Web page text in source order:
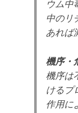
ウム中
中のリ
あれば
機序・
機序は
けるプ
作用に